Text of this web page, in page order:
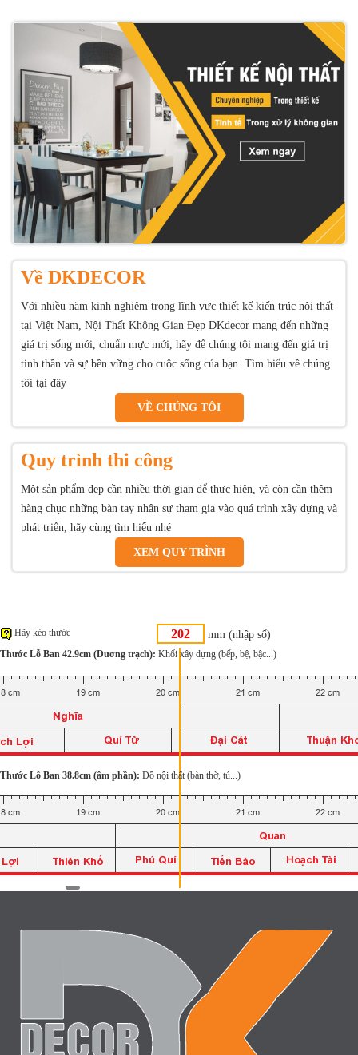
Về DKDECOR
Với nhiều năm kinh nghiệm trong lĩnh vực thiết kế kiến trúc nội thất
tại Việt Nam, Nội Thất Không Gian Đẹp DKdecor mang đến những
giá trị sống mới, chuẩn mực mới, hãy để chúng tôi mang đến giá trị
tinh thần và sự bền vững cho cuộc sống của bạn. Tìm hiểu về chúng
tôi tại đây
VỀ CHÚNG TÔI
Quy trình thi công
Một sản phẩm đẹp cần nhiều thời gian để thực hiện, và còn cần thêm
hàng chục những bàn tay nhân sự tham gia vào quá trình xây dựng và
phát triển, hãy cùng tìm hiểu nhé
XEM QUY TRÌNH
mm (nhập số)
Hãy kéo thước
Thước Lỗ Ban 42.9cm (Dương trạch): Khối xây dựng (bếp, bệ, bậc...)
Thước Lỗ Ban 38.8cm (âm phần): Đồ nội thất (bàn thờ, tủ...)